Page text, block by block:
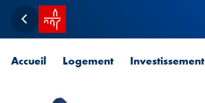
Retour
Accueil SPUERKEESS
Accueil Logement Investissement